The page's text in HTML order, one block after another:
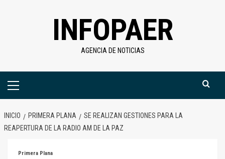
INFOPAER
AGENCIA DE NOTICIAS
Menú
INICIO PRIMERA PLANA
SE REALIZAN GESTIONES PARA LA
REAPERTURA DE LA RADIO AM DE LA PAZ
Primera Plana